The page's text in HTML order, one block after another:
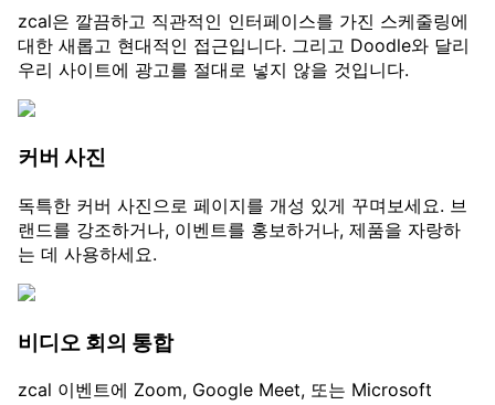
zcal은 깔끔하고 직관적인 인터페이스를 가진 스케줄링에
대한 새롭고 현대적인 접근입니다. 그리고 Doodle와 달리
우리 사이트에 광고를 절대로 넣지 않을 것입니다.
커버 사진
독특한 커버 사진으로 페이지를 개성 있게 꾸며보세요. 브
랜드를 강조하거나, 이벤트를 홍보하거나, 제품을 자랑하
는 데 사용하세요.
비디오 회의 통합
zcal 이벤트에 Zoom, Google Meet, 또는 Microsoft